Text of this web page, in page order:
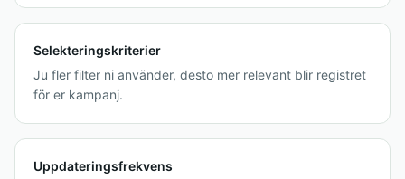
Selekteringskriterier
Ju fler filter ni använder, desto mer relevant blir registret
för er kampanj.
Uppdateringsfrekvens